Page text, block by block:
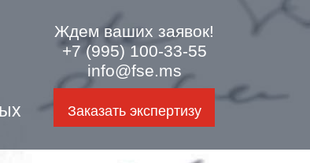
Ждем ваших заявок!
+7 (995) 100-33-55
info@fse.ms
Заказать экспертизу